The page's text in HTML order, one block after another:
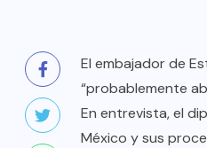
El embajador de
“probablemente
En entrevista, el
México y sus